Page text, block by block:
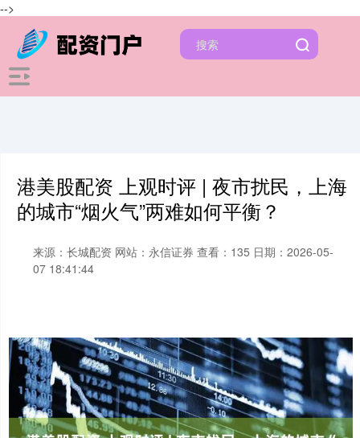
-->
港美股配资 上观时评 | 夜市扰民，上海
的城市“烟火气”两难如何平衡？
来源：长城配资 网站：永信证券 查看：135 日期：2026-05-
07 18:41:44